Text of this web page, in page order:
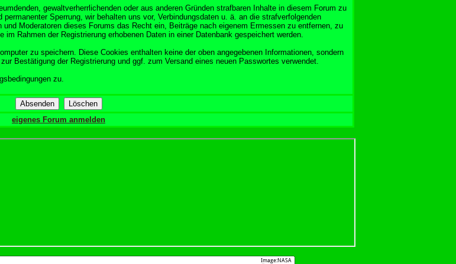
gewaltverherrlichenden oder aus anderen Gründen strafbaren Inhalte in diesem Forum zu
Sperrung, wir behalten uns vor, Verbindungsdaten u. ä. an die strafverfolgenden
Moderatoren dieses Forums das Recht ein, Beiträge nach eigenem Ermessen zu entfernen, zu
Rahmen der Registrierung erhobenen Daten in einer Datenbank gespeichert werden.
zu speichern. Diese Cookies enthalten keine der oben angegebenen Informationen, sondern
Bestätigung der Registrierung und ggf. zum Versand eines neuen Passwortes verwendet.
zu.
eigenes Forum anmelden